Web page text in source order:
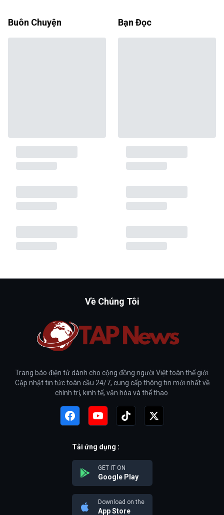
Buôn Chuyện Bạn Đọc
Về Chúng Tôi
Trang báo điện tử dành cho cộng đồng người Việt toàn thế giới.
Cập nhật tin tức toàn cầu 24/7, cung cấp thông tin mới nhất về
chính trị, kinh tế, văn hóa và thể thao.
Tải ứng dụng :
GET IT ON
Google Play
Download on the
App Store